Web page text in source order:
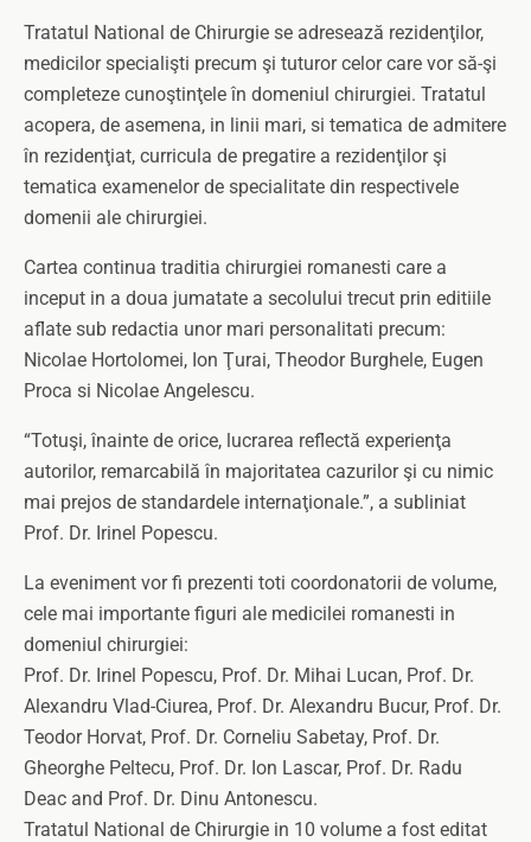
Tratatul National de Chirurgie se adresează rezidenţilor,
medicilor specialişti precum şi tuturor celor care vor să-şi
completeze cunoştinţele în domeniul chirurgiei. Tratatul
acopera, de asemena, in linii mari, si tematica de admitere
în rezidenţiat, curricula de pregatire a rezidenţilor şi
tematica examenelor de specialitate din respectivele
domenii ale chirurgiei.
Cartea continua traditia chirurgiei romanesti care a
inceput in a doua jumatate a secolului trecut prin editiile
aflate sub redactia unor mari personalitati precum:
Nicolae Hortolomei, Ion Ţurai, Theodor Burghele, Eugen
Proca si Nicolae Angelescu.
“Totuşi, înainte de orice, lucrarea reflectă experienţa
autorilor, remarcabilă în majoritatea cazurilor şi cu nimic
mai prejos de standardele internaţionale.”, a subliniat
Prof. Dr. Irinel Popescu.
La eveniment vor fi prezenti toti coordonatorii de volume,
cele mai importante figuri ale medicilei romanesti in
domeniul chirurgiei:
Prof. Dr. Irinel Popescu, Prof. Dr. Mihai Lucan, Prof. Dr.
Alexandru Vlad-Ciurea, Prof. Dr. Alexandru Bucur, Prof. Dr.
Teodor Horvat, Prof. Dr. Corneliu Sabetay, Prof. Dr.
Gheorghe Peltecu, Prof. Dr. Ion Lascar, Prof. Dr. Radu
Deac and Prof. Dr. Dinu Antonescu.
Tratatul National de Chirurgie in 10 volume a fost editat